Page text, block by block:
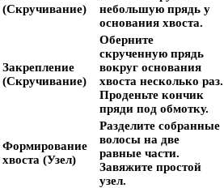
(Скручивание)
небольшую прядь у
основания хвоста.
Закрепление
(Скручивание)
Оберните
скрученную прядь
вокруг основания
хвоста несколько раз.
Проденьте кончик
пряди под обмотку.
Формирование
хвоста (Узел)
Разделите собранные
волосы на две
равные части.
Завяжите простой
узел.